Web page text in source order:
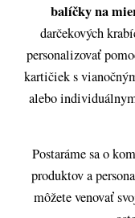
balíčky na
darčekových
personalizovať
kartičiek s
alebo
Postaráme sa o
produktov a
môžete venovať